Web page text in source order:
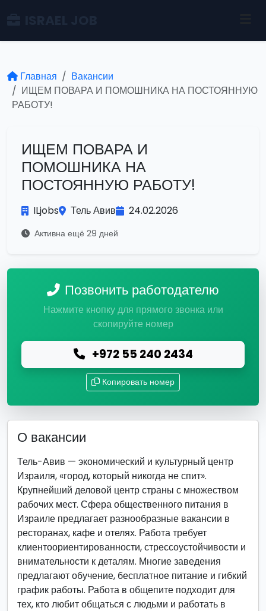
Главная
Вакансии
ИЩЕМ ПОВАРА И ПОМОШНИКА НА ПОСТОЯННУЮ
РАБОТУ!
ИЩЕМ ПОВАРА И
ПОМОШНИКА НА
ПОСТОЯННУЮ РАБОТУ!
ILjobs Тель Авив 24.02.2026
Активна ещё 29 дней
Позвонить работодателю
Нажмите кнопку для прямого звонка или
скопируйте номер
+972 55 240 2434
Копировать номер
О вакансии
Тель-Авив — экономический и культурный центр
Израиля, «город, который никогда не спит».
Крупнейший деловой центр страны с множеством
рабочих мест. Сфера общественного питания в
Израиле предлагает разнообразные вакансии в
ресторанах, кафе и отелях. Работа требует
клиентоориентированности, стрессоустойчивости и
внимательности к деталям. Многие заведения
предлагают обучение, бесплатное питание и гибкий
график работы. Работа в общепите подходит для
тех, кто любит общаться с людьми и работать в